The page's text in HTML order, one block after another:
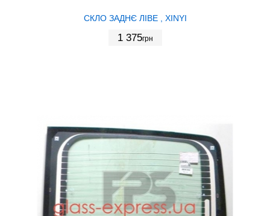
СКЛО ЗАДНЄ ЛІВЕ , XINYI
1 375грн